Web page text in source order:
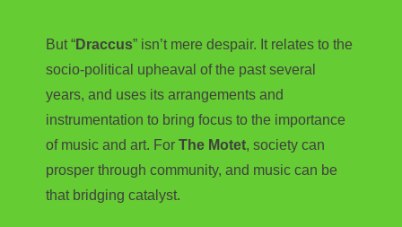
But “Draccus” isn’t mere despair. It relates to the
socio-political upheaval of the past several
years, and uses its arrangements and
instrumentation to bring focus to the importance
of music and art. For The Motet, society can
prosper through community, and music can be
that bridging catalyst.